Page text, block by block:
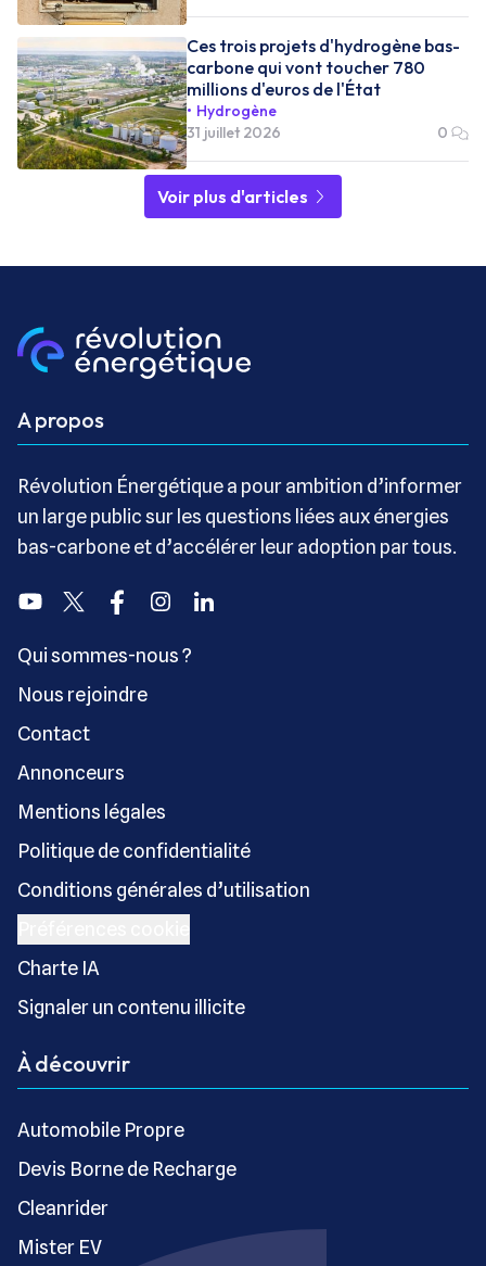
Ces trois projets d'hydrogène bas-
carbone qui vont toucher 780
millions d'euros de l'État
Hydrogène
31 juillet 2026
0
Voir plus d'articles
A propos
Révolution Énergétique a pour ambition d’informer
un large public sur les questions liées aux énergies
bas-carbone et d’accélérer leur adoption par tous.
YoutubeTwitter FacebookInstagramLinkedin
Qui sommes-nous ?
Nous rejoindre
Contact
Annonceurs
Mentions légales
Politique de confidentialité
Conditions générales d’utilisation
Charte IA
Signaler un contenu illicite
À découvrir
Automobile Propre
Devis Borne de Recharge
Cleanrider
Mister EV